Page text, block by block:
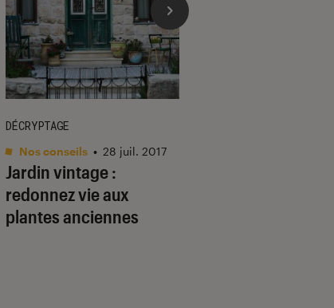
Jardin vintage :
redonnez vie aux
plantes anciennes
DÉCRYPTAGE
Nos conseils • 28 juil. 2017